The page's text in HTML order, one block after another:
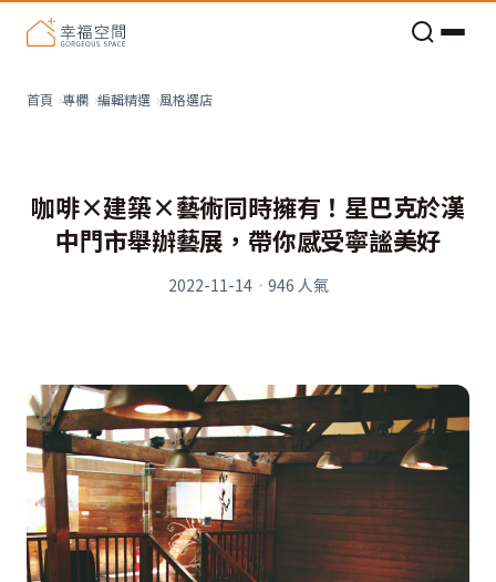
首頁 專欄 編輯精選 風格選店
咖啡×建築×藝術同時擁有！星巴克於漢
中門市舉辦藝展，帶你感受寧謐美好
2022-11-14· 946 人氣